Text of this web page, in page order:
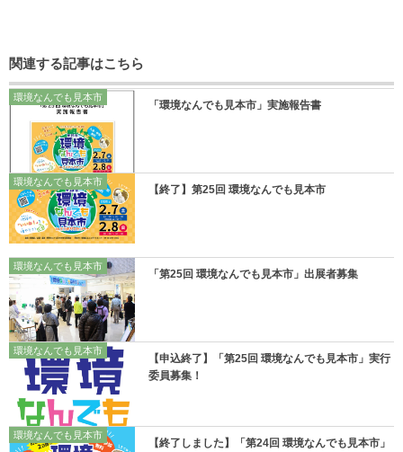
関連する記事はこちら
環境なんでも見本市
「環境なんでも見本市」実施報告書
環境なんでも見本市
【終了】第25回 環境なんでも見本市
環境なんでも見本市
「第25回 環境なんでも見本市」出展者募集
環境なんでも見本市
【申込終了】「第25回 環境なんでも見本市」実行
委員募集！
環境なんでも見本市
【終了しました】「第24回 環境なんでも見本市」